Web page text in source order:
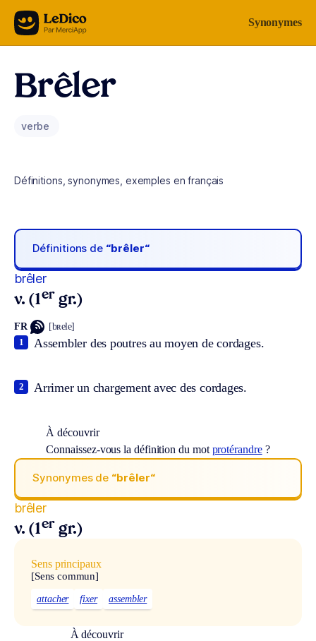
Aller au contenu Synonymes
Brêler
verbe
Définitions, synonymes, exemples en français
Définitions de “brêler“
brêler
v. (1er gr.)
FR [bʀele]
Assembler des poutres au moyen de cordages.
1
Arrimer un chargement avec des cordages.
2
À découvrir
Connaissez-vous la définition du mot protérandre?
Synonymes de “brêler“
brêler
v. (1er gr.)
Sens principaux
[Sens commun]
attacher fixer assembler
À découvrir